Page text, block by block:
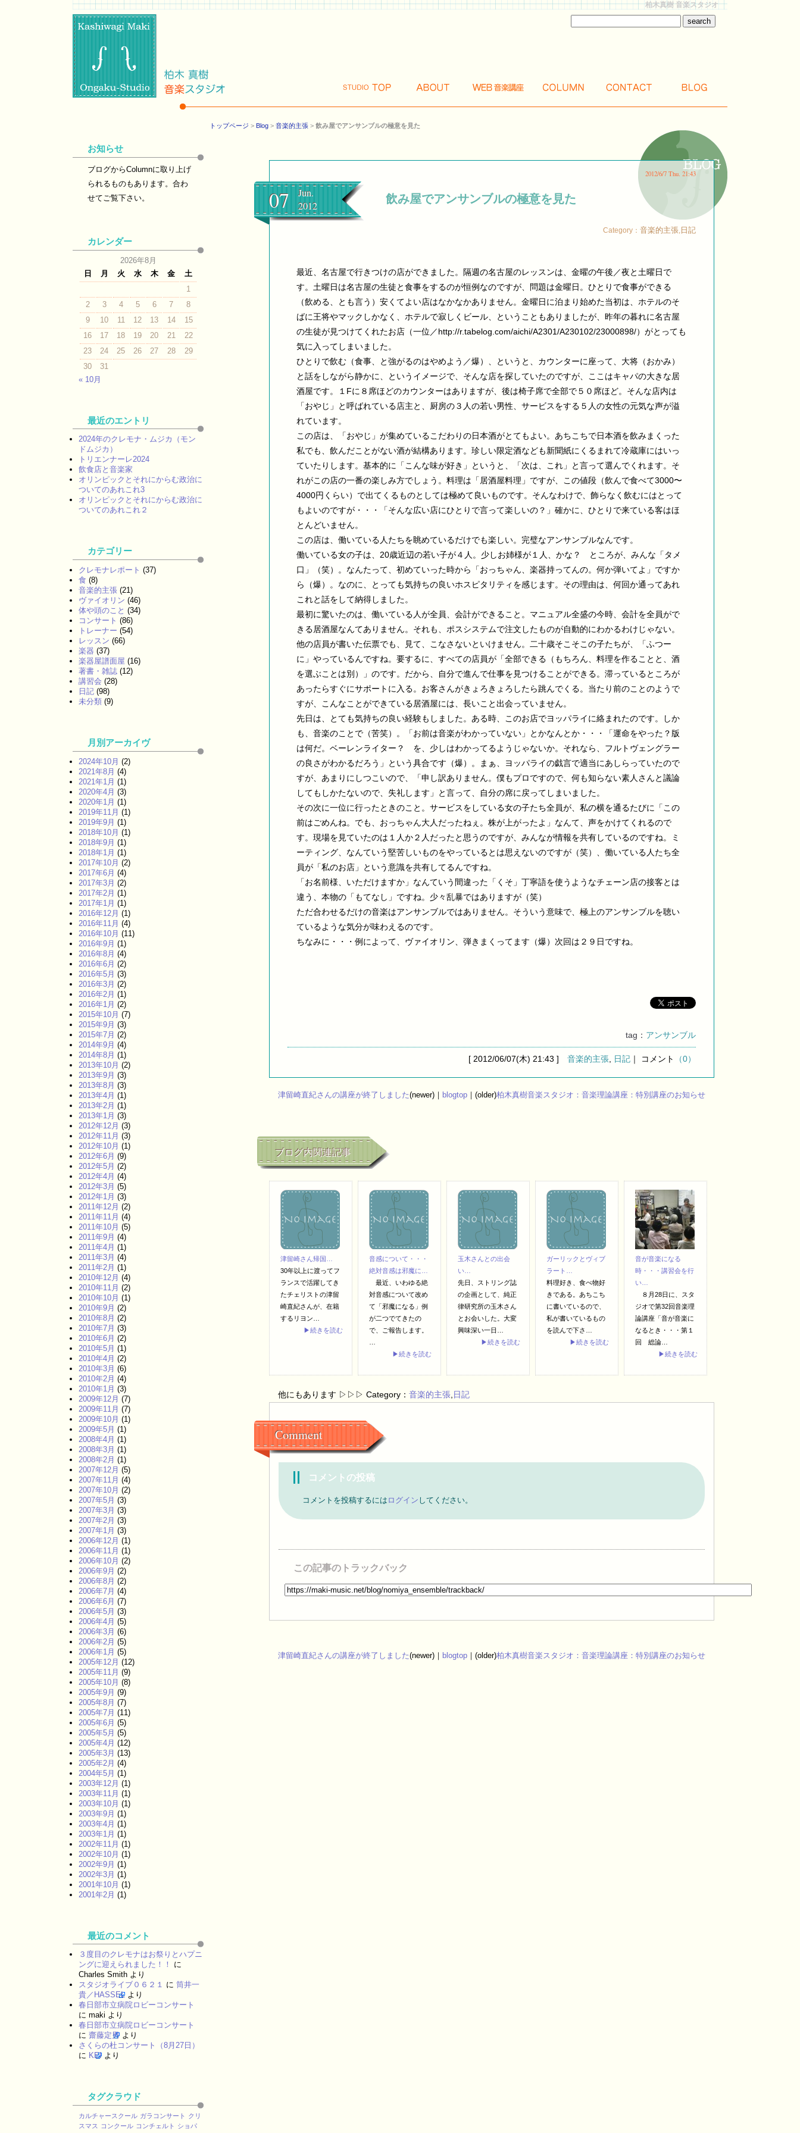
柏木真樹 音楽スタジオ
トップページ > Blog > 音楽的主張 > 飲み屋でアンサンブルの極意を見た
07
Jun.
2012
2012/6/7 Thu. 21:43
飲み屋でアンサンブルの極意を見た
Category： 音楽的主張, 日記
最近、名古屋で行きつけの店ができました。隔週の名古屋のレッスンは、金曜の午後／夜と土曜日で
す。土曜日は名古屋の生徒と食事をするのが恒例なのですが、問題は金曜日。ひとりで食事ができる
（飲める、とも言う）安くてよい店はなかなかありません。金曜日に泊まり始めた当初は、ホテルのそ
ばに王将やマックしかなく、ホテルで寂しくビール、ということもありましたが、昨年の暮れに名古屋
の生徒が見つけてくれたお店（一位／http://r.tabelog.com/aichi/A2301/A230102/23000898/）がとっても
気に入ってしまいました。
ひとりで飲む（食事、と強がるのはやめよう／爆）、というと、カウンターに座って、大将（おかみ）
と話をしながら静かに、というイメージで、そんな店を探していたのですが、ここはキャパの大きな居
酒屋です。１Fに８席ほどのカウンターはありますが、後は椅子席で全部で５０席ほど。そんな店内は
「おやじ」と呼ばれている店主と、厨房の３人の若い男性、サービスをする５人の女性の元気な声が溢
れています。
この店は、「おやじ」が集めているこだわりの日本酒がとてもよい。あちこちで日本酒を飲みまくった
私でも、飲んだことがない酒が結構あります。珍しい限定酒なども新聞紙にくるまれて冷蔵庫にはいっ
ていたりします。基本的に「こんな味が好き」というと、「次は、これ」と言って選んでくれます。そ
れがこの店の一番の楽しみ方でしょう。料理は「居酒屋料理」ですが、この値段（飲んで食べて3000〜
4000円くらい）で出てくるものとしては極めて良いものです。そんなわけで、飾らなく飲むにはとって
もよいのですが・・・「そんな広い店にひとりで言って楽しいの？」確かに、ひとりで来ている客はほ
とんどいません。
この店は、働いている人たちを眺めているだけでも楽しい。完璧なアンサンブルなんです。
働いている女の子は、20歳近辺の若い子が４人。少しお姉様が１人、かな？ ところが、みんな「タメ
口」（笑）。なんたって、初めていった時から「おっちゃん、楽器持ってんの。何か弾いてよ」ですか
ら（爆）。なのに、とっても気持ちの良いホスピタリティを感じます。その理由は、何回か通ってあれ
これと話をして納得しました。
最初に驚いたのは、働いている人が全員、会計ができること。マニュアル全盛の今時、会計を全員がで
きる居酒屋なんてありません。それも、ポスシステムで注文したものが自動的にわかるわけじゃない。
他の店員が書いた伝票でも、見て、こなさないといけません。二十歳そこそこの子たちが、「ふつー
に」やっているんですね。要するに、すべての店員が「全部できる（もちろん、料理を作ることと、酒
を選ぶことは別）」のです。だから、自分で進んで仕事を見つけることができる。滞っているところが
あったらすぐにサポートに入る。お客さんがきょろきょろしたら跳んでくる。当たり前のことのようで
すが、こんなことができている居酒屋には、長いこと出会っていません。
先日は、とても気持ちの良い経験もしました。ある時、このお店でヨッパライに絡まれたのです。しか
も、音楽のことで（苦笑）。「お前は音楽がわかっていない」とかなんとか・・・「運命をやった？版
は何だ。ベーレンライター？ を、少しはわかってるようじゃないか。それなら、フルトヴェングラー
の良さがわかるだろう」という具合です（爆）。まぁ、ヨッパライの戯言で適当にあしらっていたので
すが、あまりにしつこいので、「申し訳ありません。僕もプロですので、何も知らない素人さんと議論
してもしかたないので、失礼します」と言って、自分の席に戻ってしまいました。
その次に一位に行ったときのこと。サービスをしている女の子たち全員が、私の横を通るたびに「この
前はごめんね。でも、おっちゃん大人だったねぇ。株が上がったよ」なんて、声をかけてくれるので
す。現場を見ていたのは１人か２人だったと思うのですが、みんなが情報を共有しているのですね。ミ
ーティング、なんていう堅苦しいものをやっているとは思えないのですが（笑）、働いている人たち全
員が「私のお店」という意識を共有してるんですね。
「お名前様、いただけますか」なんていう間違った「くそ」丁寧語を使うようなチェーン店の接客とは
違う、本物の「もてなし」ですね。少々乱暴ではありますが（笑）
ただ合わせるだけの音楽はアンサンブルではありません。そういう意味で、極上のアンサンブルを聴い
ているような気分が味わえるのです。
ちなみに・・・例によって、ヴァイオリン、弾きまくってます（爆）次回は２９日ですね。
tag： アンサンブル
[ 2012/06/07(木) 21:43 ] 音楽的主張, 日記 ｜ コメント （0）
津留崎直紀さんの講座が終了しました(newer)｜ blogtop ｜(older)柏木真樹音楽スタジオ：音楽理論講座：特別講座のお知らせ
ブログ内関連記事
津留崎さん帰国…
30年以上に渡ってフ
ランスで活躍してき
たチェリストの津留
崎直紀さんが、在籍
するリヨン…
▶続きを読む
音感について・・・
絶対音感は邪魔に…
最近、いわゆる絶
対音感について改め
て「邪魔になる」例
が二つでてきたの
で、ご報告します。
▶続きを読む
玉木さんとの出会
い…
先日、ストリング誌
の企画として、純正
律研究所の玉木さん
とお会いした。大変
興味深い一日…
▶続きを読む
ガーリックとヴィブ
ラート…
料理好き、食べ物好
きである。あちこち
に書いているので、
私が書いているもの
を読んで下さ…
▶続きを読む
音が音楽になる
時・・・講習会を行
い…
８月28日に、スタ
ジオで第32回音楽理
論講座「音が音楽に
なるとき・・・第１
回 総論…
▶続きを読む
他にもあります ▷▷▷ Category： 音楽的主張, 日記
Comment
コメントの投稿
コメントを投稿するには ログイン してください。
この記事のトラックバック
津留崎直紀さんの講座が終了しました(newer)｜ blogtop ｜(older)柏木真樹音楽スタジオ：音楽理論講座：特別講座のお知らせ
お知らせ
ブログからColumnに取り上げ
られるものもあります。合わ
せてご覧下さい。
カレンダー
2026年8月
日
月 火 水 木 金
土
1
2
3 4 5 6 7
8
9
10 11 12 13 14
15
16
17 18 19 20 21
22
23
24 25 26 27 28
29
30
31
« 10月
最近のエントリ
2024年のクレモナ・ムジカ（モン
ドムジカ）
トリエンナーレ2024
飲食店と音楽家
オリンピックとそれにからむ政治に
ついてのあれこれ3
オリンピックとそれにからむ政治に
ついてのあれこれ２
カテゴリー
クレモナレポート (37)
食 (8)
音楽的主張 (21)
ヴァイオリン (46)
体や頭のこと (34)
コンサート (86)
トレーナー (54)
レッスン (66)
楽器 (37)
楽器屋譜面屋 (16)
著書・雑誌 (12)
講習会 (28)
日記 (98)
未分類 (9)
月別アーカイヴ
2024年10月 (2)
2021年8月 (4)
2021年1月 (1)
2020年4月 (3)
2020年1月 (1)
2019年11月 (1)
2019年9月 (1)
2018年10月 (1)
2018年9月 (1)
2018年1月 (1)
2017年10月 (2)
2017年6月 (4)
2017年3月 (2)
2017年2月 (1)
2017年1月 (1)
2016年12月 (1)
2016年11月 (4)
2016年10月 (11)
2016年9月 (1)
2016年8月 (4)
2016年6月 (2)
2016年5月 (3)
2016年3月 (2)
2016年2月 (1)
2016年1月 (2)
2015年10月 (7)
2015年9月 (3)
2015年7月 (2)
2014年9月 (4)
2014年8月 (1)
2013年10月 (2)
2013年9月 (3)
2013年8月 (3)
2013年4月 (1)
2013年2月 (1)
2013年1月 (3)
2012年12月 (3)
2012年11月 (3)
2012年10月 (1)
2012年6月 (9)
2012年5月 (2)
2012年4月 (4)
2012年3月 (5)
2012年1月 (3)
2011年12月 (2)
2011年11月 (4)
2011年10月 (5)
2011年9月 (4)
2011年4月 (1)
2011年3月 (4)
2011年2月 (1)
2010年12月 (4)
2010年11月 (2)
2010年10月 (1)
2010年9月 (2)
2010年8月 (2)
2010年7月 (3)
2010年6月 (2)
2010年5月 (1)
2010年4月 (2)
2010年3月 (6)
2010年2月 (4)
2010年1月 (3)
2009年12月 (7)
2009年11月 (7)
2009年10月 (1)
2009年5月 (1)
2008年4月 (1)
2008年3月 (1)
2008年2月 (1)
2007年12月 (5)
2007年11月 (4)
2007年10月 (2)
2007年5月 (3)
2007年3月 (3)
2007年2月 (3)
2007年1月 (3)
2006年12月 (1)
2006年11月 (1)
2006年10月 (2)
2006年9月 (2)
2006年8月 (2)
2006年7月 (4)
2006年6月 (7)
2006年5月 (3)
2006年4月 (5)
2006年3月 (6)
2006年2月 (5)
2006年1月 (5)
2005年12月 (12)
2005年11月 (9)
2005年10月 (8)
2005年9月 (9)
2005年8月 (7)
2005年7月 (11)
2005年6月 (5)
2005年5月 (5)
2005年4月 (12)
2005年3月 (13)
2005年2月 (4)
2004年5月 (1)
2003年12月 (1)
2003年11月 (1)
2003年10月 (1)
2003年9月 (1)
2003年4月 (1)
2003年1月 (1)
2002年11月 (1)
2002年10月 (1)
2002年9月 (1)
2002年3月 (1)
2001年10月 (1)
2001年2月 (1)
最近のコメント
３度目のクレモナはお祭りとハプニ
ングに迎えられました！！
に
Charles Smith より
スタジオライブ０６２１ に 筒井一
貴／HASSEL より
春日部市立病院ロビーコンサート
に maki より
春日部市立病院ロビーコンサート
に 齋藤定男 より
さくらの杜コンサート（8月27日）
に KEI より
タグクラウド
カルチャースクール ガラコンサート
クリ
スマス
コンクール コンチェルト
ショパ